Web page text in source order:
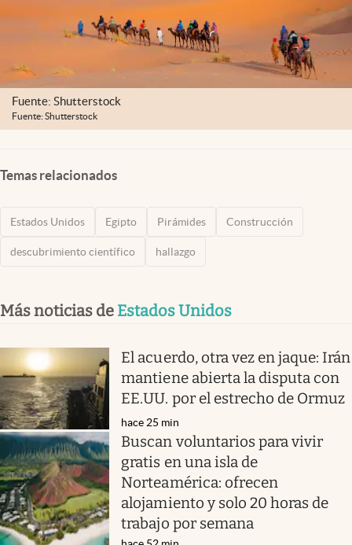
Fuente: Shutterstock
Fuente: Shutterstock
Temas relacionados
Estados Unidos Egipto Pirámides Construcción
descubrimiento científico hallazgo
Más noticias de Estados Unidos
El acuerdo, otra vez en jaque: Irán
mantiene abierta la disputa con
EE.UU. por el estrecho de Ormuz
hace 25 min
Buscan voluntarios para vivir
gratis en una isla de
Norteamérica: ofrecen
alojamiento y solo 20 horas de
trabajo por semana